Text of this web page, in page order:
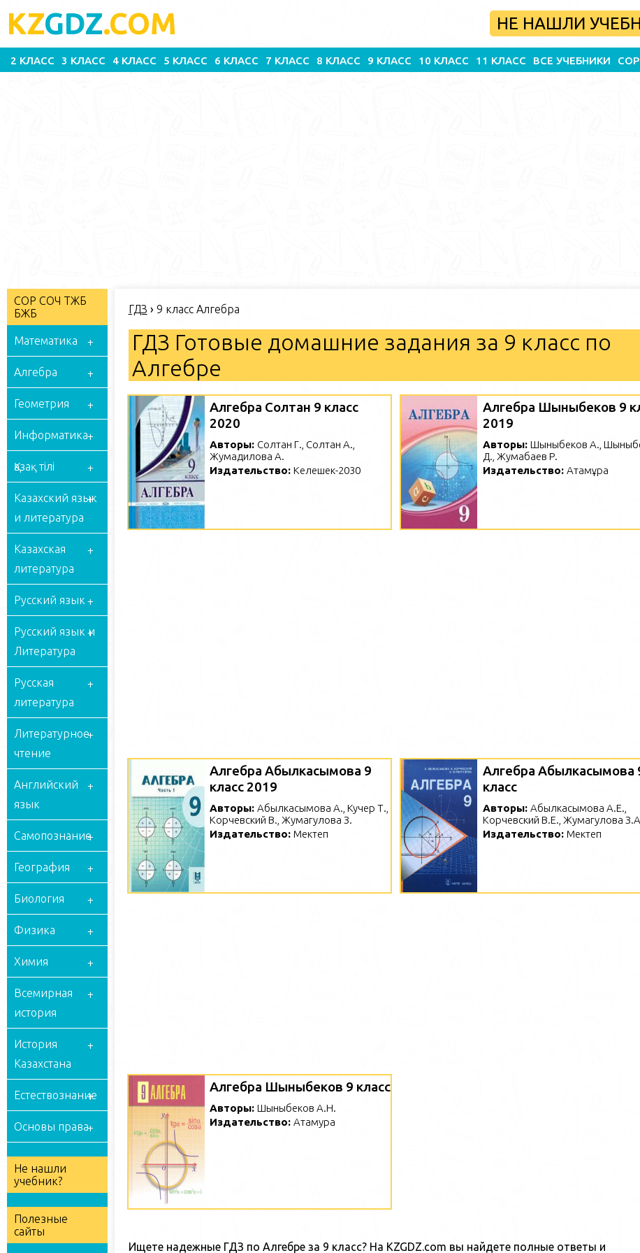
KZGDZ.COM НЕ НАШЛИ
2 КЛАСС 3 КЛАСС 4 КЛАСС 5 КЛАСС 6 КЛАСС 7 КЛАСС 8 КЛАСС 9 КЛАСС 10 КЛАСС 11 КЛАСС ВСЕ УЧЕБНИКИ
СОР СОЧ ТЖБ
БЖБ
Математика
Алгебра
Геометрия
Информатика
Қазақ тілі
Казахский язык
и литература
Казахская
литература
Русский язык
Русский язык и
Литература
Русская
литература
Литературное
чтение
Английский
язык
Самопознание
География
Биология
Физика
Химия
Всемирная
история
История
Казахстана
Естествознание
Основы права
Не нашли
учебник?
Полезные
сайты
ГДЗ › 9 класс Алгебра
ГДЗ Готовые домашние задания за 9 класс по
Алгебре
Алгебра Солтан 9 класс
2020
Авторы: Солтан Г., Солтан А.,
Жумадилова А.
Издательство:Келешек-2030
Алгебра Шыныбеков 9
2019
Авторы: Шыныбеков А.,
Д., Жумабаев Р.
Издательство: Атамұра
Алгебра Абылкасымова 9
класс 2019
Авторы:Абылкасымова А., Кучер Т.,
Корчевский В., Жумагулова З.
Издательство:Мектеп
Алгебра Абылкасымова
класс
Авторы: Абылкасымова А.Е.,
Корчевский В.Е., Жумагулова
Издательство: Мектеп
Алгебра Шыныбеков 9 класс
Авторы:Шыныбеков А.Н.
Издательство:Атамура
Ищете надежные ГДЗ по Алгебре за 9 класс? На KZGDZ.com вы найдете полные ответы и